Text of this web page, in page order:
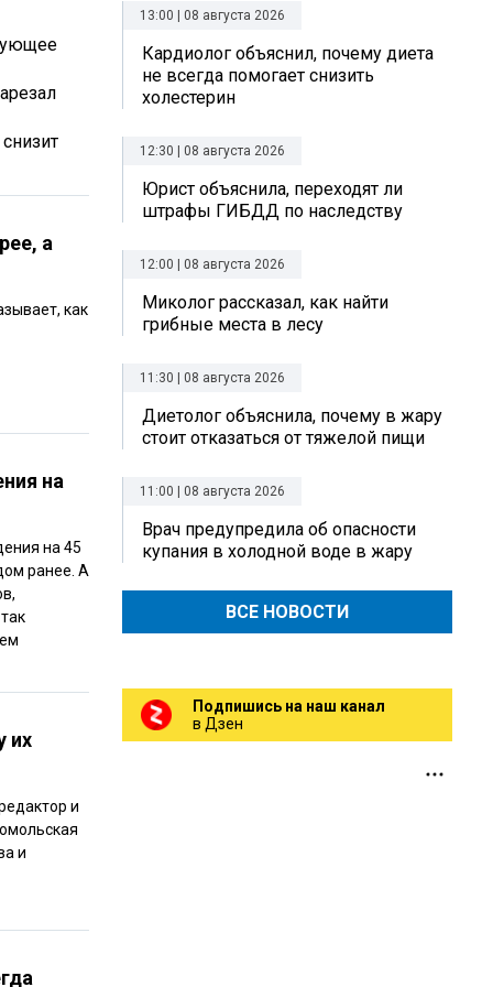
а
как
на
на 45
ранее. А
их
и
и
13:00 | 08 августа 2026
Кардиолог объяснил, почему диета
не всегда помогает снизить
холестерин
12:30 | 08 августа 2026
Юрист объяснила, переходят ли
штрафы ГИБДД по наследству
12:00 | 08 августа 2026
Миколог рассказал, как найти
грибные места в лесу
11:30 | 08 августа 2026
Диетолог объяснила, почему в жару
стоит отказаться от тяжелой пищи
11:00 | 08 августа 2026
Врач предупредила об опасности
купания в холодной воде в жару
ВСЕ НОВОСТИ
Подпишись на наш канал
в Дзен